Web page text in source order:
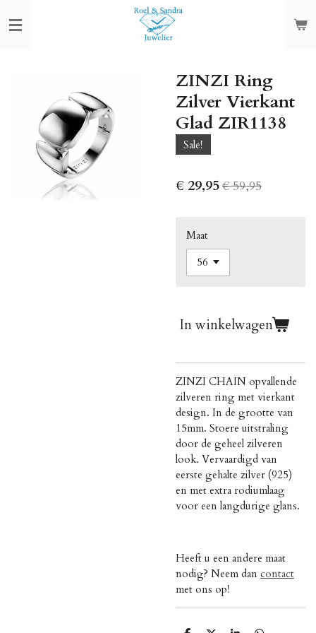
direct
ZINZI Ring
Zilver Vierkant
Glad ZIR1138
Sale!
€ 29,95€ 59,95
Maat
In winkelwagen
ZINZI CHAIN opvallende
zilveren ring met vierkant
design. In de grootte van
15mm. Stoere uitstraling
door de geheel zilveren
look. Vervaardigd van
eerste gehalte zilver (925)
en met extra rodiumlaag
voor een langdurige glans.
Heeft u een andere maat
nodig? Neem dan contact
met ons op!